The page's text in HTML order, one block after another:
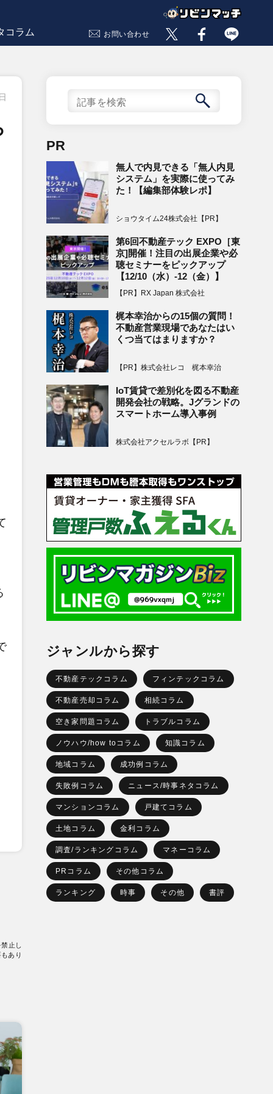
コラム お問い合わせ
止し
あり
PR
無人で内見できる「無人内見
システム」を実際に使ってみ
た！【編集部体験レポ】
ショウタイム24株式会社【PR】
第6回不動産テック EXPO［東
京]開催！注目の出展企業や必
聴セミナーをピックアップ
【12/10（水）-12（金）】
【PR】RX Japan 株式会社
梶本幸治からの15個の質問！
不動産営業現場であなたはい
くつ当てはまりますか？
【PR】株式会社レコ 梶本幸治
IoT賃貸で差別化を図る不動産
開発会社の戦略。Jグランドの
スマートホーム導入事例
株式会社アクセルラボ【PR】
ジャンルから探す
不動産テックコラム フィンテックコラム
不動産売却コラム 相続コラム
空き家問題コラム トラブルコラム
ノウハウ/how toコラム 知識コラム
地域コラム 成功例コラム
失敗例コラム ニュース/時事ネタコラム
マンションコラム 戸建てコラム
土地コラム 金利コラム
調査/ランキングコラム マネーコラム
PRコラム その他コラム
ランキング 時事 その他 書評